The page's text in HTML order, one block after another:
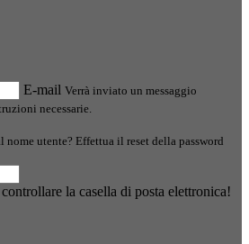
E-mail Verrà inviato un messaggio
necessarie.
nome utente? Effettua il reset della password
la casella di posta elettronica!